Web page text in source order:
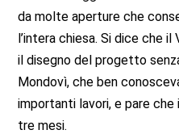
da molte aperture che
l’intera chiesa. Si dice che
il disegno del progetto
Mondovì, che ben
importanti lavori, e pare
tre mesi.